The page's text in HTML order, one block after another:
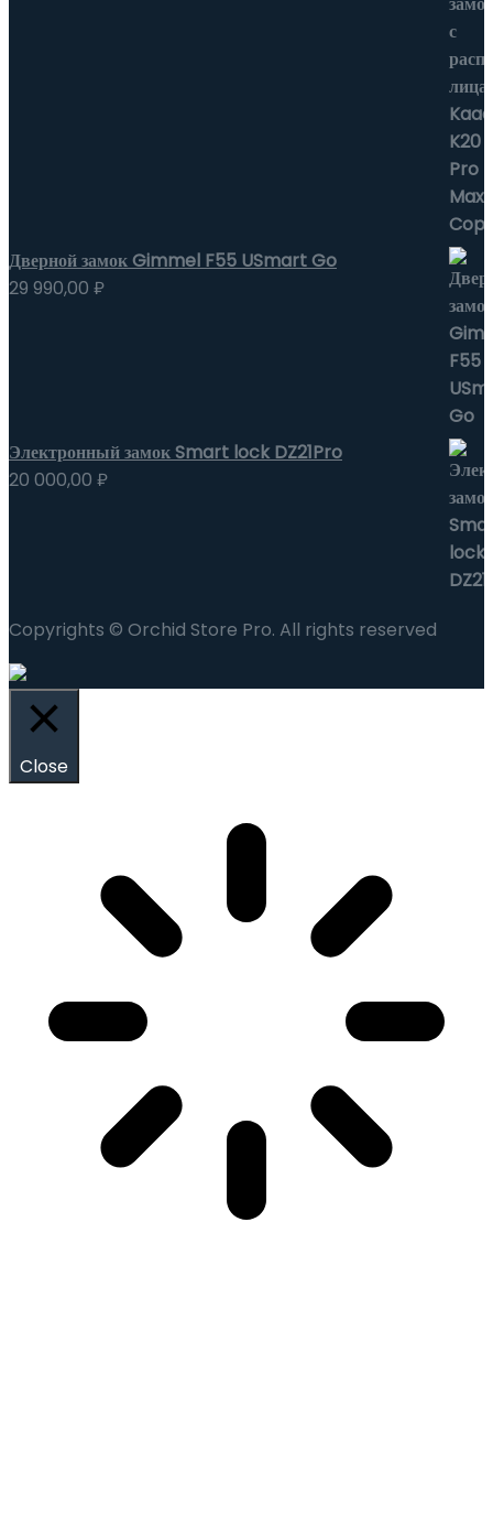
Дверной замок Gimmel F55 USmart Go
29 990,00 ₽
Электронный замок Smart lock DZ21Pro
20 000,00 ₽
Copyrights © Orchid Store Pro. All rights reserved
Close